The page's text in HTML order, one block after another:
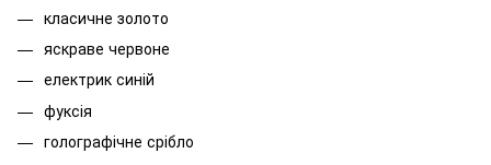
класичне золото
яскраве червоне
електрик синій
фуксія
голографічне срібло